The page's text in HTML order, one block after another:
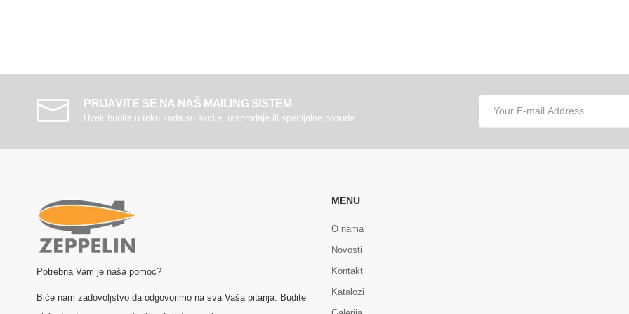
PRIJAVITE SE NA NAŠ MAILING SISTEM
Uvek budite u toku kada su akcije, rasprodaje ili specijalne ponude.
Potrebna Vam je naša pomoć?
Biće nam zadovoljstvo da odgovorimo na sva Vaša pitanja. Budite
MENU
O nama
Novosti
Kontakt
Katalozi